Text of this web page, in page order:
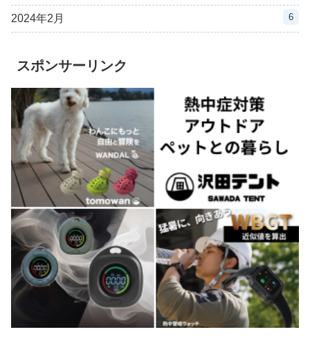
2024年2月 6
スポンサーリンク